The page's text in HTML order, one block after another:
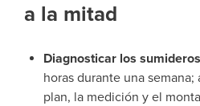
a la mitad
Diagnosticar los
horas durante una
plan, la medición y el